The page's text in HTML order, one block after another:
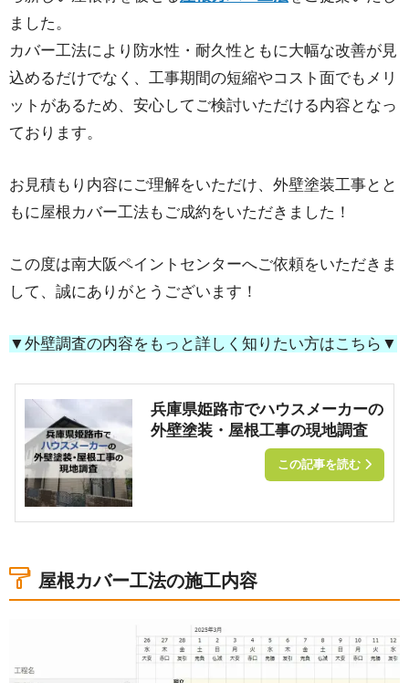
ました。
カバー工法により防水性・耐久性ともに大幅な改善が見
込めるだけでなく、工事期間の短縮やコスト面でもメリ
ットがあるため、安心してご検討いただける内容となっ
ております。
お見積もり内容にご理解をいただけ、外壁塗装工事とと
もに屋根カバー工法もご成約をいただきました！
この度は南大阪ペイントセンターへご依頼をいただきま
して、誠にありがとうございます！
▼外壁調査の内容をもっと詳しく知りたい方はこちら▼
兵庫県姫路市でハウスメーカーの
外壁塗装・屋根工事の現地調査
この記事を読む
屋根カバー工法の施工内容